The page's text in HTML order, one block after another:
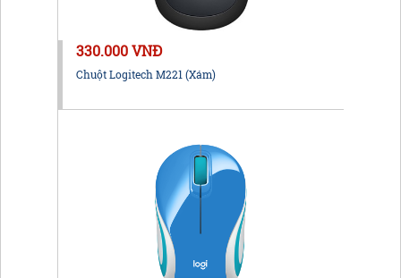
330.000 VNĐ
Chuột Logitech M221 (Xám)